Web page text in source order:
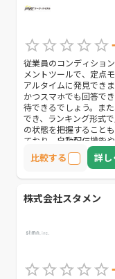
従業員のコンディショ
メントツールで、定点
アルタイムに発見でき
かつスマホでも回答で
待できるでしょう。ま
でき、ランキング形式
の状態を把握すること
ており、自動配信機能
にも瞬時に把握できる
ション管理に必要な機
比較する 詳し
株式会社スタメン